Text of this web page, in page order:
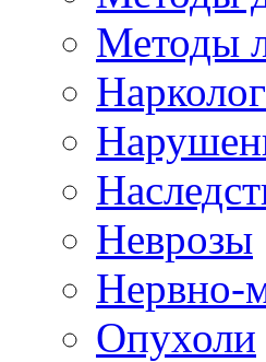
Методы
Неврозы
Нервно-
Опухоли